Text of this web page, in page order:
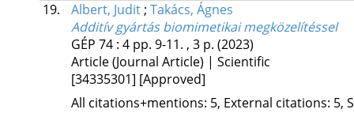
19.
Albert, Judit; Takács, Ágnes
Additív gyártás biomimetikai megközelítéssel
GÉP 74: 4 pp. 9-11. , 3 p. (2023)
Article (Journal Article) | Scientific
[34335301] [Approved]
All citations+mentions: 5, External citations: 5,